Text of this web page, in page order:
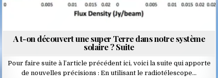
A t-on découvert une super Terre dans notre système
solaire ? Suite
Pour faire suite à l’article précédent ici, voici la suite qui apporte
de nouvelles précisions : En utilisant le radiotélescope…